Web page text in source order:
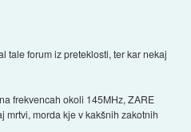
tale forum iz preteklosti, ter kar nekaj
frekvencah okoli 145MHz, ZARE
mrtvi, morda kje v kakšnih zakotnih